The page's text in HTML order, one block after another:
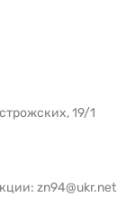
19/1
zn94@ukr.net